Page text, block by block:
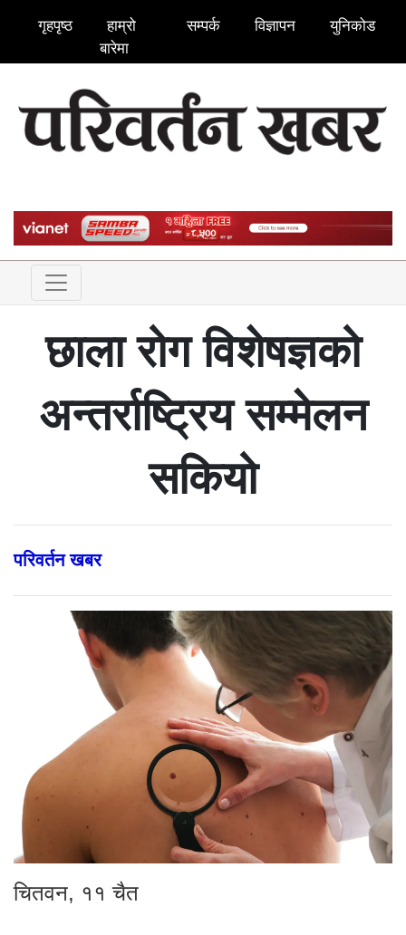
गृहपृष्ठ
हाम्रो
बारेमा
सम्पर्क विज्ञापन युनिकोड
छाला रोग विशेषज्ञको
अन्तर्राष्ट्रिय सम्मेलन
सकियो
परिवर्तन खबर
चितवन, ११ चैत